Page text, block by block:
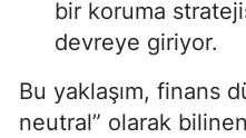
bir koruma
devreye giriyor.
Bu yaklaşım, finans
neutral” olarak